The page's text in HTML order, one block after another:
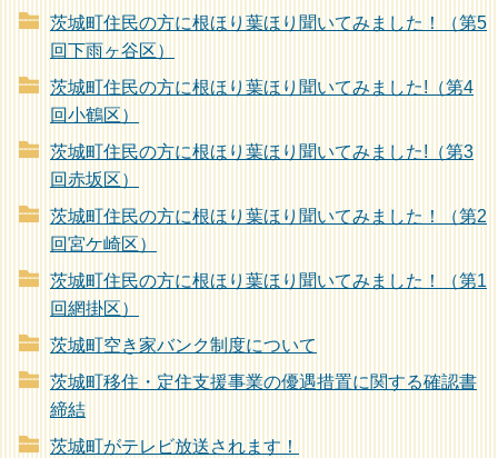
茨城町住民の方に根ほり葉ほり聞いてみました！（第5
回下雨ヶ谷区）
茨城町住民の方に根ほり葉ほり聞いてみました!（第4
回小鶴区）
茨城町住民の方に根ほり葉ほり聞いてみました!（第3
回赤坂区）
茨城町住民の方に根ほり葉ほり聞いてみました！（第2
回宮ケ崎区）
茨城町住民の方に根ほり葉ほり聞いてみました！（第1
回網掛区）
茨城町空き家バンク制度について
茨城町移住・定住支援事業の優遇措置に関する確認書
締結
茨城町がテレビ放送されます！